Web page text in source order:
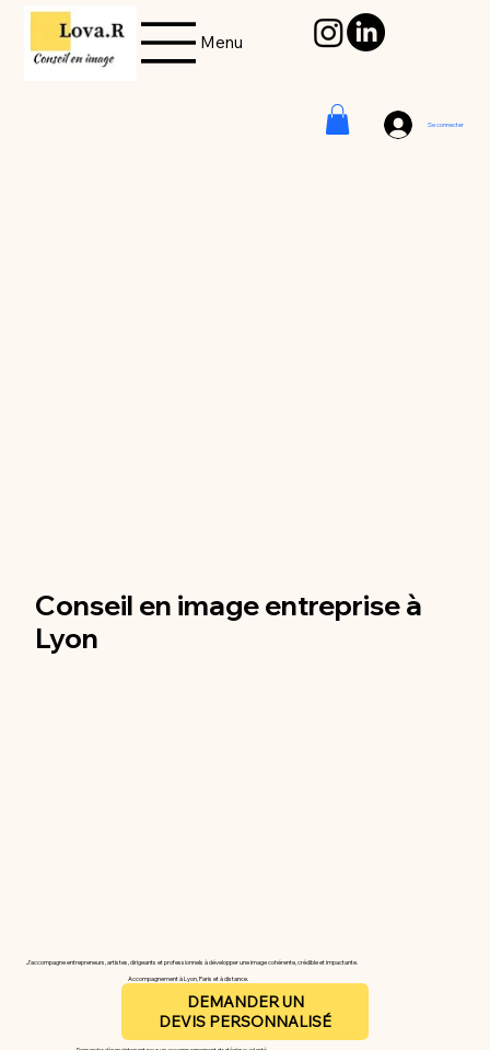
Menu
Se connecter
Conseil en image entreprise à
Lyon
J’accompagne entrepreneurs, artistes, dirigeants et professionnels à développer une image cohérente, crédible et impactante.
Accompagnement à Lyon, Paris et à distance.
DEMANDER UN
DEVIS PERSONNALISÉ